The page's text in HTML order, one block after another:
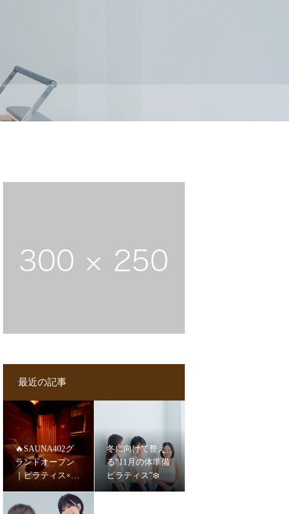
最近の記事
🔥SAUNA402グ
ランドオープン
｜ピラティス×サ
くる新習慣🧖‍♀️✨
冬に向けて整え
る“11月の体準備
ピラティス”❄️